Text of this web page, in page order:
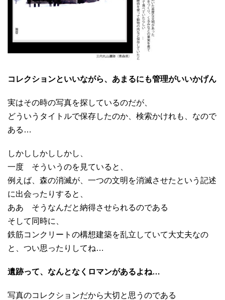
コレクションといいながら、あまるにも管理がいいかげん
実はその時の写真を探しているのだが、
どういうタイトルで保存したのか、検索かけれも、なので
ある…
しかししかししかし、
一度 そういうのを見ていると、
例えば、森の消滅が、一つの文明を消滅させたという記述
に出会ったりすると、
ああ そうなんだと納得させられるのである
そして同時に、
鉄筋コンクリートの構想建築を乱立していて大丈夫なの
と、つい思ったりしてね…
遺跡って、なんとなくロマンがあるよね…
写真のコレクションだから大切と思うのである